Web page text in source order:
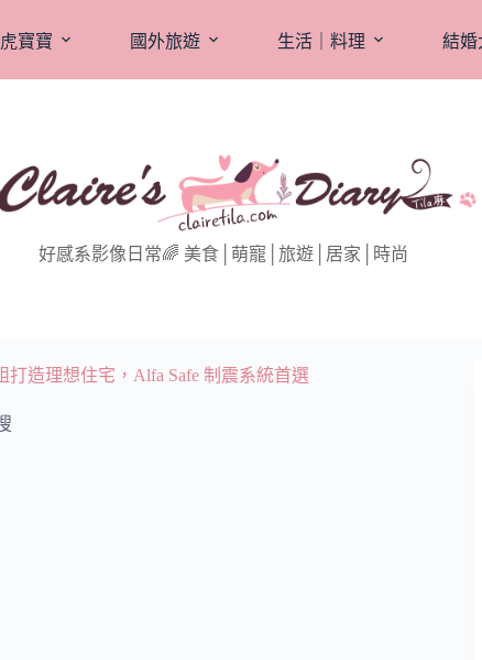
寶寶 國外旅遊 生活｜料理 結婚
好感系影像日常🌈 美食│萌寵│旅遊│居家│時尚
造理想住宅，Alfa Safe 制震系統首選